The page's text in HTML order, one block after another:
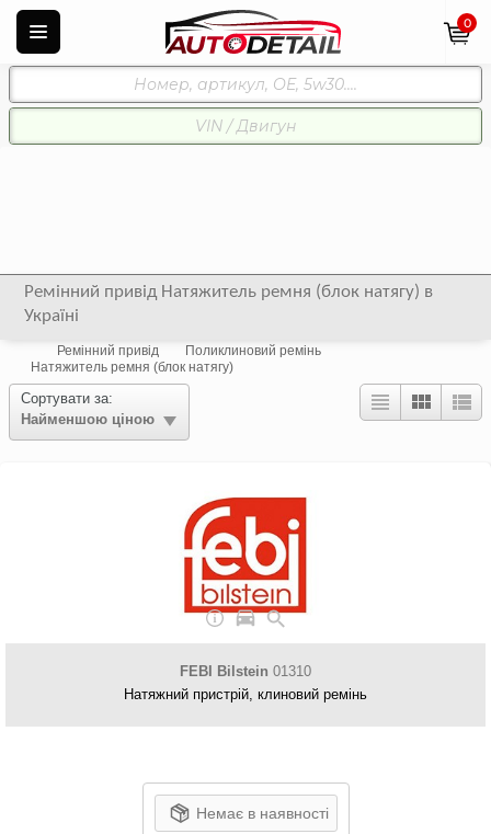
0
Ремінний привід Натяжитель ремня (блок натягу) в
Україні
Ремінний привід
Поликлиновий ремінь
Натяжитель ремня (блок натягу)
Сортувати за:
Найменшою ціною
FEBI Bilstein 01310
Натяжний пристрій, клиновий ремінь
Немає в наявності